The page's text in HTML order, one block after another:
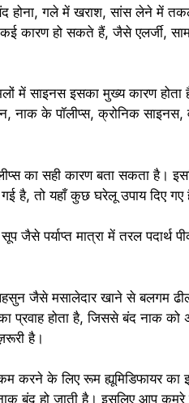
होना, गले में खराश, सांस लेने में
कारण हो सकते हैं, जैसे एलर्जी,
में साइनस इसका मुख्य कारण
नाक के पॉलीप्स, क्रोनिक
का सही कारण बता सकता है।
है, तो यहाँ कुछ घरेलू उपाय दिए
सूप जैसे पर्याप्त मात्रा में तरल
जैसे मसालेदार खाने से बलगम
होता है, जिससे बंद नाक को
है।
करने के लिए रूम ह्यूमिडिफायर
बंद हो जाती है। इसलिए आप कमरे